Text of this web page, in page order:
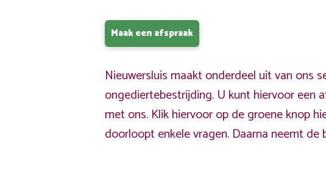
Maak een afspraak
Nieuwersluis maakt onderdeel uit van ons
ongediertebestrijding. U kunt hiervoor een
met ons. Klik hiervoor op de groene knop
doorloopt enkele vragen. Daarna neemt